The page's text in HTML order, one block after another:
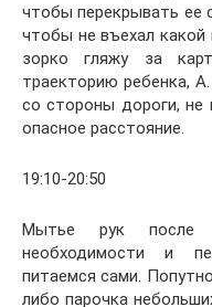
чтобы перекрывать ее
чтобы не въехал
зорко гляжу за
траекторию ребенка,
со стороны дороги, не
опасное расстояние.
19:10-20:50
Мытье рук после
необходимости и
питаемся сами.
либо парочка